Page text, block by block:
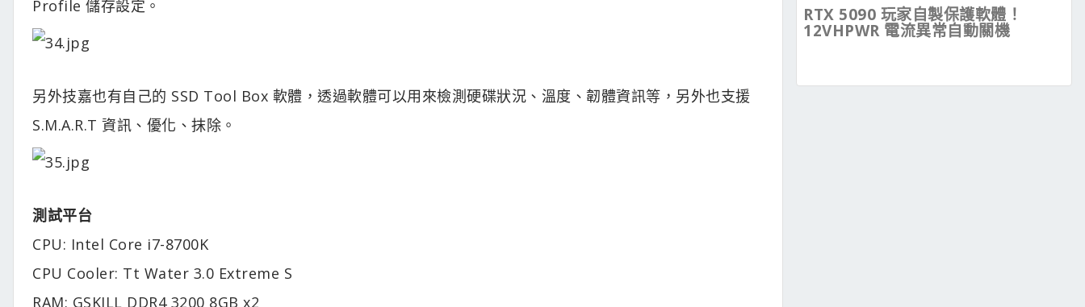
Profile 儲存設定。
另外技嘉也有自己的 SSD Tool Box 軟體，透過軟體可以用來檢測硬碟狀況、溫度、韌體資訊等，另外也支援
S.M.A.R.T 資訊、優化、抹除。
測試平台
CPU: Intel Core i7-8700K
CPU Cooler: Tt Water 3.0 Extreme S
RAM: GSKILL DDR4 3200 8GB x2
RTX 5090 玩家自製保護軟體！
12VHPWR 電流異常自動關機